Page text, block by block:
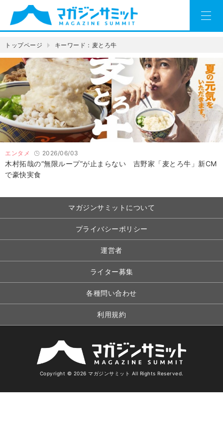
トップページ キーワード：麦とろ牛
エンタメ 2026/06/03
木村拓哉の“無限ループ”が止まらない 吉野家「麦とろ牛」新CM
で豪快実食
マガジンサミットについて
プライバシーポリシー
運営者
ライター募集
各種問い合わせ
利用規約
Copyright © 2026 マガジンサミット All Rights Reserved.